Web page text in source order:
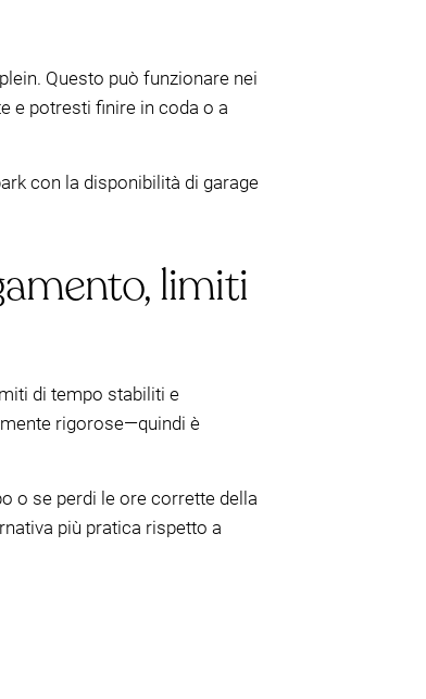
Questo può funzionare nei
e potresti finire in coda o a
con la disponibilità di garage
limiti
di tempo stabiliti e
rigorose—quindi è
o se perdi le ore corrette della
più pratica rispetto a